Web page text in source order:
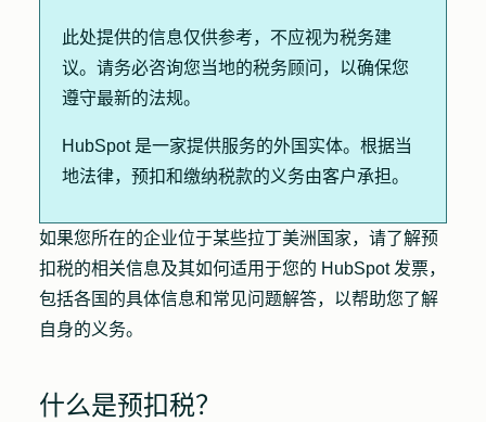
此处提供的信息仅供参考，不应视为税务建
议。请务必咨询您当地的税务顾问，以确保您
遵守最新的法规。
HubSpot 是一家提供服务的外国实体。根据当
地法律，预扣和缴纳税款的义务由客户承担。
如果您所在的企业位于某些拉丁美洲国家，请了解预
扣税的相关信息及其如何适用于您的 HubSpot 发票，
包括各国的具体信息和常见问题解答，以帮助您了解
自身的义务。
什么是预扣税？